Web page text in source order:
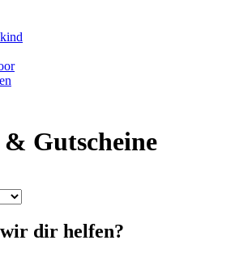
Gutscheine
dir helfen?